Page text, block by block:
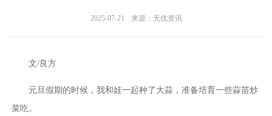
2025-07-21 来源：无优资讯
文/良方
元旦假期的时候，我和娃一起种了大蒜，准备培育一些蒜苗炒
菜吃。